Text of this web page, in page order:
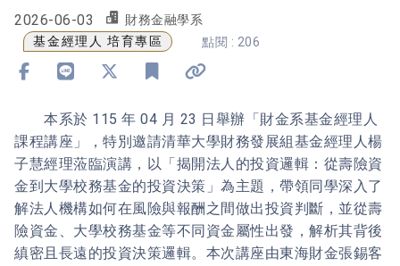
2026-06-03 財務金融學系
基金經理人 培育專區 點閱 : 206
本系於 115 年 04 月 23 日舉辦「財金系基金經理人
課程講座」，特別邀請清華大學財務發展組基金經理人楊
子慧經理蒞臨演講，以「揭開法人的投資邏輯：從壽險資
金到大學校務基金的投資決策」為主題，帶領同學深入了
解法人機構如何在風險與報酬之間做出投資判斷，並從壽
險資金、大學校務基金等不同資金屬性出發，解析其背後
縝密且長遠的投資決策邏輯。本次講座由東海財金張錫客